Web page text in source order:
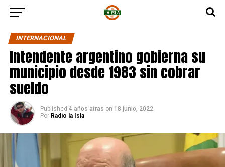
INTERNACIONAL
Intendente argentino gobierna su
municipio desde 1983 sin cobrar
sueldo
Published 4 años atras on 18 junio, 2022
Por Radio la Isla